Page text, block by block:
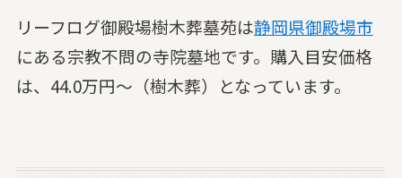
リーフログ御殿場樹木葬墓苑は静岡県御殿場市
にある宗教不問の寺院墓地です。購入目安価格
は、44.0万円～（樹木葬）となっています。